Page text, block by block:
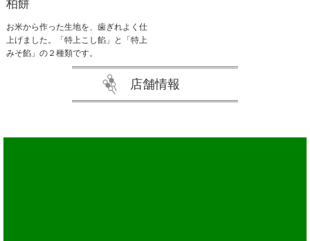
お米から作った生地を、歯ぎれよく仕
上げました。「特上こし餡」と「特上
みそ餡」の２種類です。
店舗情報